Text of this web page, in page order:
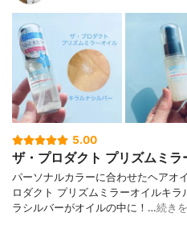
5.00
ザ・プロダクト プリズムミラ
パーソナルカラーに合わせたヘアオ
ロダクト プリズムミラーオイルキ
ラシルバーがオイルの中に！…続き